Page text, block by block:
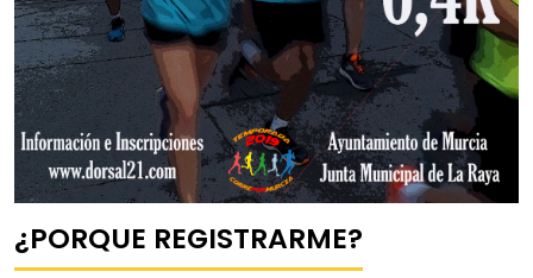
¿PORQUE REGISTRARME?